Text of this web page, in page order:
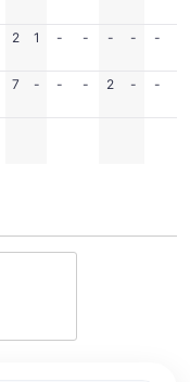
2 1 - - - - -
7 - - - 2 - -